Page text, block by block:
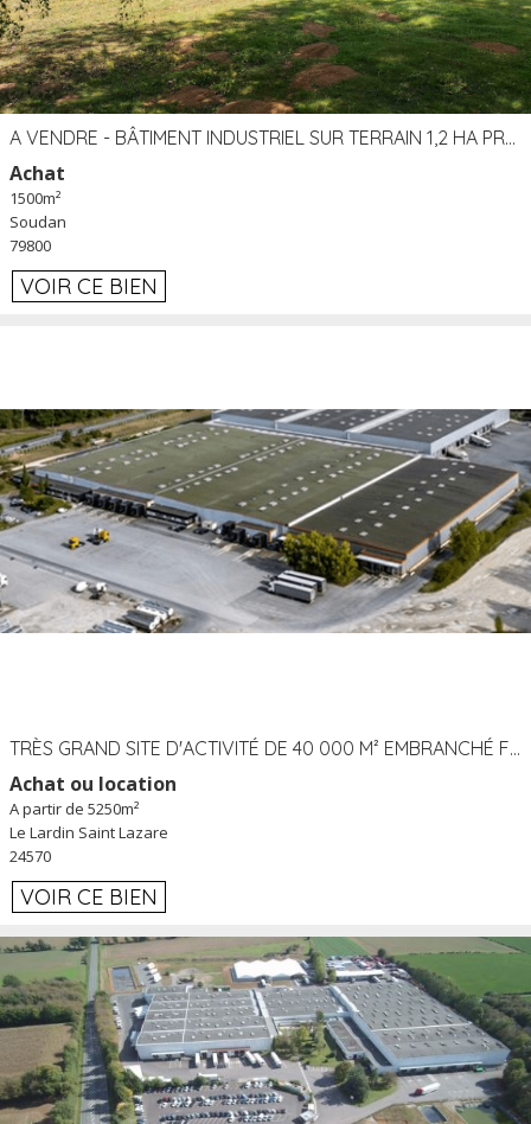
A VENDRE - BÂTIMENT INDUSTRIEL SUR TERRAIN 1,2 HA PROCHE ÉCHANGEUR A10 - SOUDAN (79)
Achat
1500m²
Soudan
79800
VOIR CE BIEN
TRÈS GRAND SITE D'ACTIVITÉ DE 40 000 M² EMBRANCHÉ FER AU LARDIN SAINT LAZARE (24) PROCHE A89 À LOUER
Achat ou location
A partir de 5250m²
Le Lardin Saint Lazare
24570
VOIR CE BIEN